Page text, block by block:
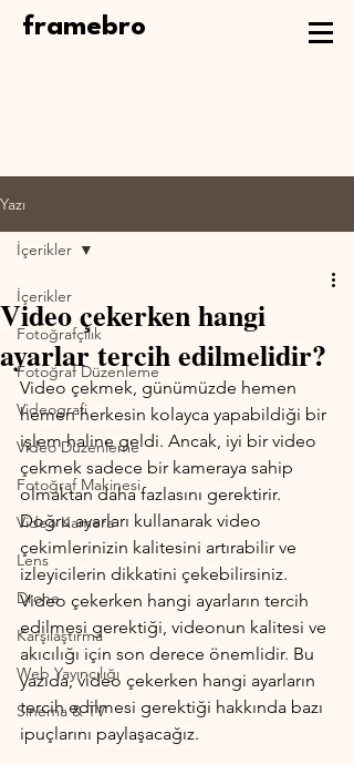
framebro
Yazı
İçerikler
Fotoğrafçılık
Fotoğraf Düzenleme
Videografi
Video Düzenleme
Fotoğraf Makinesi
Video Kamera
Lens
Drone
Karşılaştırma
Web Yayıncılığı
Sinema & TV
İçerikler
Video çekerken hangi
ayarlar tercih edilmelidir?
Video çekmek, günümüzde hemen
hemen herkesin kolayca yapabildiği bir
işlem haline geldi. Ancak, iyi bir video
çekmek sadece bir kameraya sahip
olmaktan daha fazlasını gerektirir.
Doğru ayarları kullanarak video
çekimlerinizin kalitesini artırabilir ve
izleyicilerin dikkatini çekebilirsiniz.
Video çekerken hangi ayarların tercih
edilmesi gerektiği, videonun kalitesi ve
akıcılığı için son derece önemlidir. Bu
yazıda, video çekerken hangi ayarların
tercih edilmesi gerektiği hakkında bazı
ipuçlarını paylaşacağız.